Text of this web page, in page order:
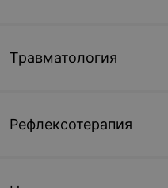
Травматология
Рефлексотерапия